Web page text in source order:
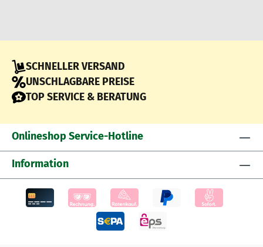
SCHNELLER VERSAND
UNSCHLAGBARE PREISE
TOP SERVICE & BERATUNG
Onlineshop Service-Hotline
Information